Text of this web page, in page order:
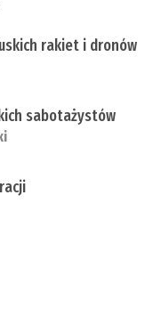
rakiet i dronów
sabotażystów